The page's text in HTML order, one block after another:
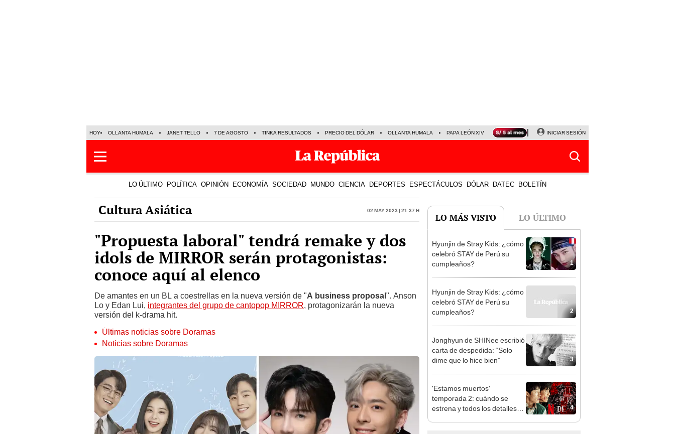
HOY OLLANTA HUMALA JANET TELLO 7 DE AGOSTO TINKA RESULTADOS PRECIO DEL DÓLAR OLLANTA HUMALA PAPA LEÓN XIV NALDY SALDAÑA LA BELLA LUZ
INICIAR SESIÓN
LO ÚLTIMO POLÍTICA OPINIÓN ECONOMÍA SOCIEDAD MUNDO CIENCIA DEPORTES ESPECTÁCULOS DÓLAR DATEC BOLETÍN
Cultura Asiática 02 May 2023 | 21:37 h
"Propuesta laboral" tendrá remake y dos
idols de MIRROR serán protagonistas:
conoce aquí al elenco
De amantes en un BL a coestrellas en la nueva versión de "A business proposal". Anson
Lo y Edan Lui, integrantes del grupo de cantopop MIRROR, protagonizarán la nueva
versión del k-drama hit.
Últimas noticias sobre Doramas
Noticias sobre Doramas
LO MÁS VISTO LO ÚLTIMO
1
Hyunjin de Stray Kids: ¿cómo
celebró STAY de Perú su
cumpleaños?
2
Hyunjin de Stray Kids: ¿cómo
celebró STAY de Perú su
cumpleaños?
3
Jonghyun de SHINee escribió
carta de despedida: “Solo
dime que lo hice bien”
4
'Estamos muertos'
temporada 2: cuándo se
estrena y todos los detalles